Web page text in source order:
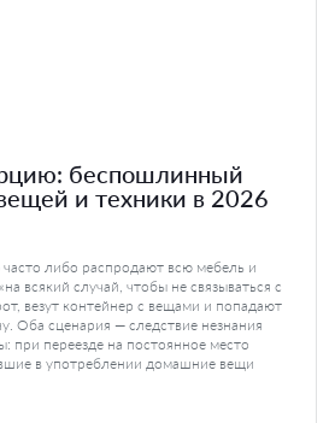
беспошлинный
и техники в 2026
либо распродают всю мебель и
всякий случай, чтобы не связываться с
везут контейнер с вещами и попадают
Оба сценария — следствие незнания
при переезде на постоянное место
в употреблении домашние вещи